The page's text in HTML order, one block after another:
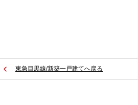
東急目黒線/新築一戸建てへ戻る